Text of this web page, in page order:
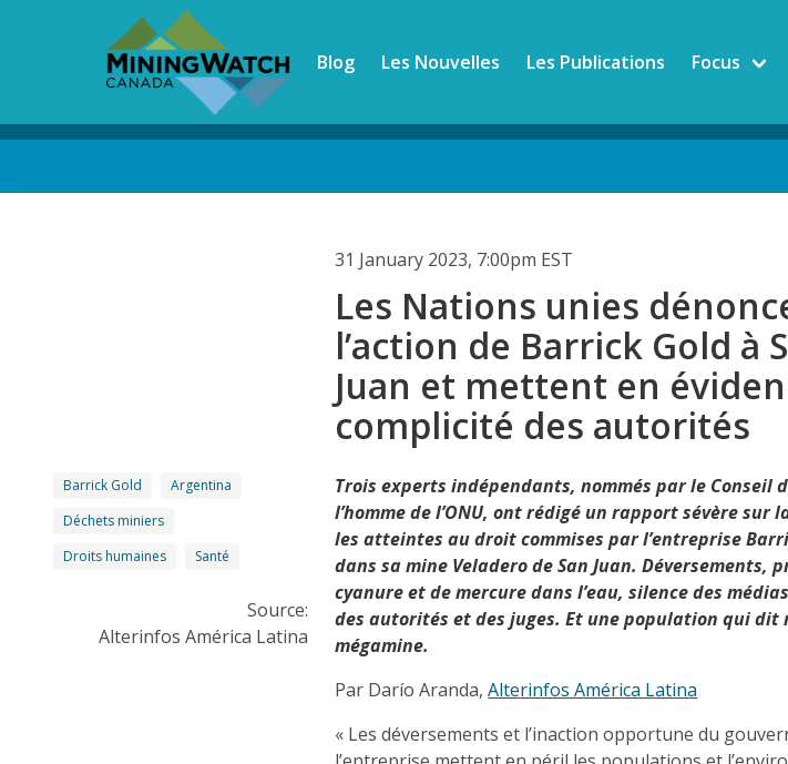
Blog Les Nouvelles Les Publications Focus
31 January 2023, 7:00pm EST
Les Nations unies
l’action de Barrick Gold à
Juan et mettent en
complicité des autorités
Barrick Gold
Argentina
Déchets miniers
Droits humaines
Santé
Source:
Alterinfos América Latina
Trois experts indépendants, nommés par le Conseil
l’homme de l’ONU, ont rédigé un rapport sévère sur
les atteintes au droit commises par l’entreprise
dans sa mine Veladero de San Juan. Déversements,
cyanure et de mercure dans l’eau, silence des
des autorités et des juges. Et une population qui dit
mégamine.
Par Darío Aranda,Alterinfos América Latina
« Les déversements et l’inaction opportune du